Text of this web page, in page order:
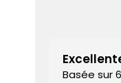
Basée sur